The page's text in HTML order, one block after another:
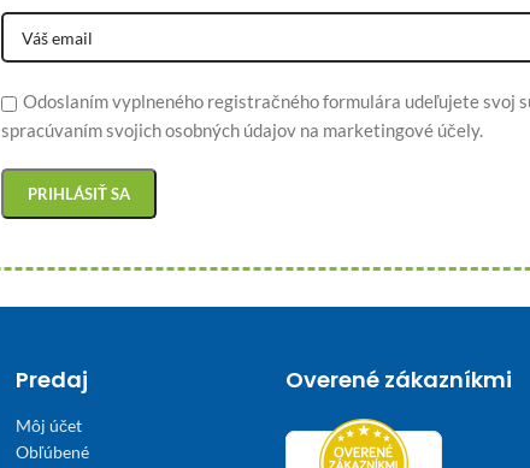
Odoslaním vyplneného registračného formulára udeľujete svoj
spracúvaním svojich osobných údajov na marketingové účely.
Predaj
Môj účet
Obľúbené
Overené zákazníkmi